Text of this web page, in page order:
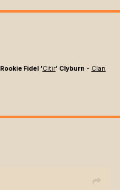
Rookie Fidel 'Citir' Clyburn - Clan